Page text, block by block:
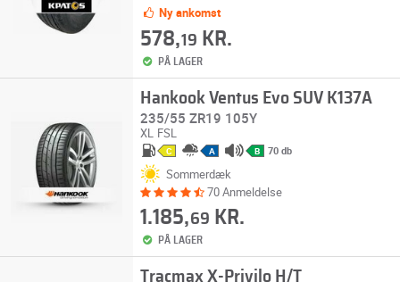
Ny ankomst
578,19 KR.
PÅ LAGER
Hankook Ventus Evo SUV K137A
235/55 ZR19 105Y
XL FSL
C A B 70 db
Sommerdæk
70 Anmeldelse
1.185,69 KR.
PÅ LAGER
Tracmax X-Privilo H/T